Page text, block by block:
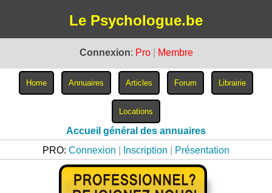
Le Psychologue.be
Connexion: Pro Membre
Accueil général des annuaires
PRO: Connexion Inscription Présentation